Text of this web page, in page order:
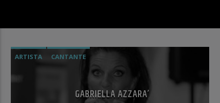
ARTISTA CANTANTE
GABRIELLA AZZARA’